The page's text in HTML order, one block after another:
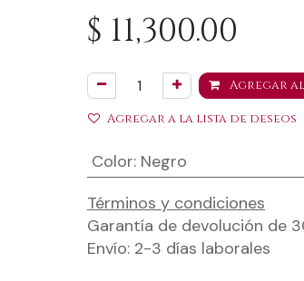
$ 11,300.00
Agregar
Agregar a la lista de deseos
Color: Negro
Términos y condiciones
Garantía de devolución de
Envío: 2-3 días laborales